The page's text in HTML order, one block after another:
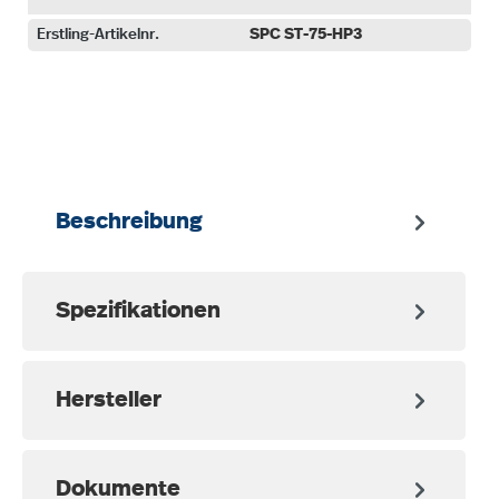
Erstling-Artikelnr. SPC ST-75-HP3
Beschreibung
Spezifikationen
Hersteller
Dokumente